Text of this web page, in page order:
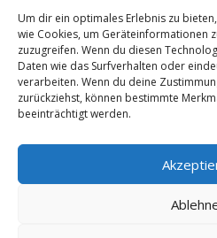
Um dir ein optimales Erlebnis zu
wie Cookies, um Geräteinformationen
zuzugreifen. Wenn du diesen
Daten wie das Surfverhalten oder
verarbeiten. Wenn du deine
zurückziehst, können bestimmte
beeinträchtigt werden.
Bremen Osterholz
Bremen Hemelinger
Bremen Buntentor
Bremen St Magnus
Bremen Radio Bremen
Bremen Hemelingen